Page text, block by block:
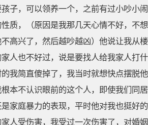
子，可以领养一个，之前有过小吵小
质，（原因是我那几天心情不好，不
高兴了，然后越吵越凶）他说让我从
人也不好过，说是要找人给我家人打
我简直傻掉了，我当时就想快点摆脱
本不认识眼前的这个人，即使我们同
家庭暴力的表现，平时他对我也挺好
人受伤害，我受过一次伤害了，对婚